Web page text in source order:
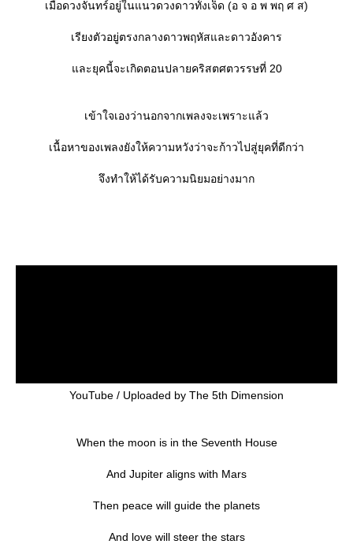
เมื่อดวงจันทร์อยู่ในแนวดวงดาวทั้งเจ็ด (อ จ อ พ พฤ ศ ส)
เรียงตัวอยู่ตรงกลางดาวพฤหัสและดาวอังคาร
ละยุคนี้จะเกิดตอนปลายคริสตศตวรรษที่ 20
เข้าใจเองว่านอกจากเพลงจะเพราะแล้ว
เนื้อหาของเพลงยังให้ความหวังว่าจะก้าวไปสู่ยุคที่ดีกว่า
จึงทำให้ได้รับความนิยมอย่างมาก
YouTube / Uploaded by The 5th Dimension
When the moon is in the Seventh House
And Jupiter aligns with Mars
Then peace will guide the planets
And love will steer the stars